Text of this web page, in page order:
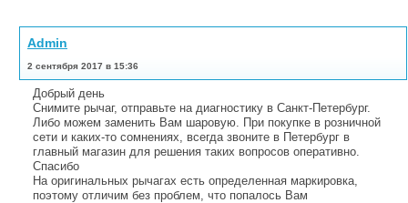
Admin
2 сентября 2017 в 15:36
Добрый день
Снимите рычаг, отправьте на диагностику в Санкт-Петербург.
Либо можем заменить Вам шаровую. При покупке в розничной
сети и каких-то сомнениях, всегда звоните в Петербург в
главный магазин для решения таких вопросов оперативно.
Спасибо
На оригинальных рычагах есть определенная маркировка,
поэтому отличим без проблем, что попалось Вам